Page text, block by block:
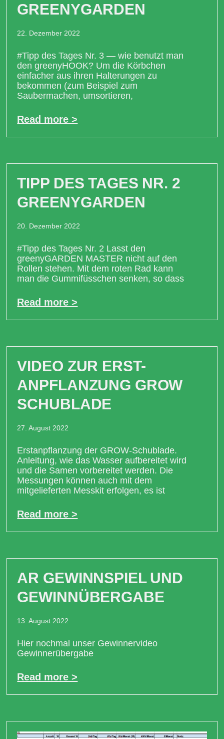
GREENYGARDEN
22. Dezember 2022
#Tipp des Tages Nr. 3 — wie benutzt man
den greenyHOOK? Um die Körbchen
einfacher aus ihren Halterungen zu
bekommen (zum Beispiel zum
Saubermachen, umsortieren,
Read more >
TIPP DES TAGES NR. 2
GREENYGARDEN
20. Dezember 2022
#Tipp des Tages Nr. 2 Lasst den
greenyGARDEN MASTER nicht auf den
Rollen stehen. Mit dem roten Rad kann
man die Gummifüsschen senken, so dass
Read more >
VIDEO ZUR ERST-
ANPFLANZUNG GROW
SCHUBLADE
27. August 2022
Erstanpflanzung der GROW-Schublade.
Anleitung, wie das Wasser aufbereitet wird
und die Samen vorbereitet werden. Die
Messungen können auch mit dem
mitgelieferten Messkit erfolgen, es ist
Read more >
AR GEWINNSPIEL UND
GEWINNÜBERGABE
13. August 2022
Hier nochmal unser Gewinnervideo
Gewinnerübergabe
Read more >